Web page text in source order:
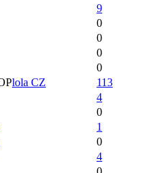
9
0
0
0
0
lola CZ 113
4
0
1
0
4